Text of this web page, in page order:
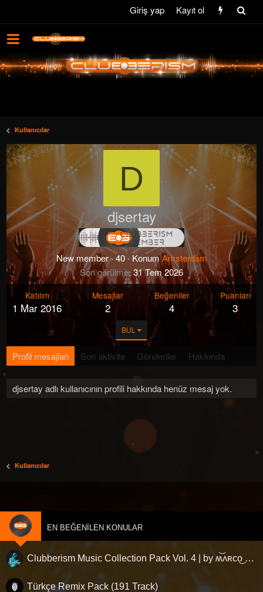
Giriş yap Kayıt ol
Kullanıcılar
D
djsertay
New member·40 · KonumAmsterdam
Son görülme 31 Tem 2026
Katılım
1 Mar 2016
Mesajlar
2
Beğeniler
4
Puanları
3
BUL
Profil mesajları Son aktivite Gönderiler Hakkında
djsertay adlı kullanıcının profili hakkında henüz mesaj yok.
Kullanıcılar
EN BEĞENILEN KONULAR
Clubberism Music Collection Pack Vol. 4 | by ʍ͝ʌʀco͜ ʌɴϯσɴio ҇
Türkçe Remix Pack (191 Track)